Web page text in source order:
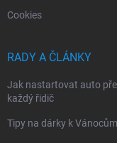
Cookies
RADY A ČLÁNKY
Jak nastartovat auto
každý řidič
Tipy na dárky k